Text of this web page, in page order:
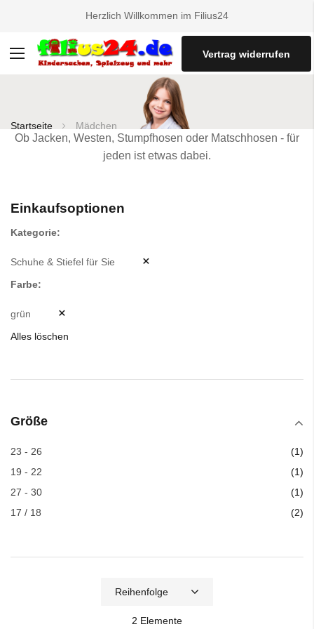
Herzlich Willkommen im Filius24
Navigation
Vertrag widerrufen
Startseite Mädchen
Ob Jacken, Westen, Stumpfhosen oder Matschhosen - für
jeden ist etwas dabei.
2 Elemente
Einkaufsoptionen
Kategorie
Schuhe & Stiefel für Sie
Farbe
grün
Alles löschen
Größe
23 - 26 1
19 - 22
1
27 - 30
1
17 / 18
2